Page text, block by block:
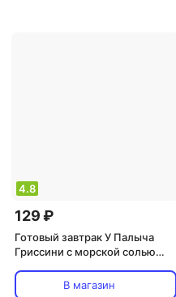
4.8
129 ₽
Готовый завтрак У Палыча
Гриссини с морской солью
В магазин